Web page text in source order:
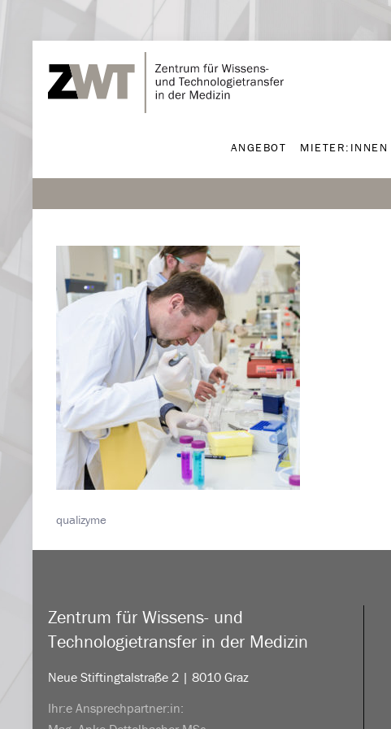
ANGEBOT
ANGEBOT MIETER:INNEN
qualizyme
Zentrum für Wissens- und
Technologietransfer in der Medizin
Neue Stiftingtalstraße 2 | 8010 Graz
Ihr:e Ansprechpartner:in: